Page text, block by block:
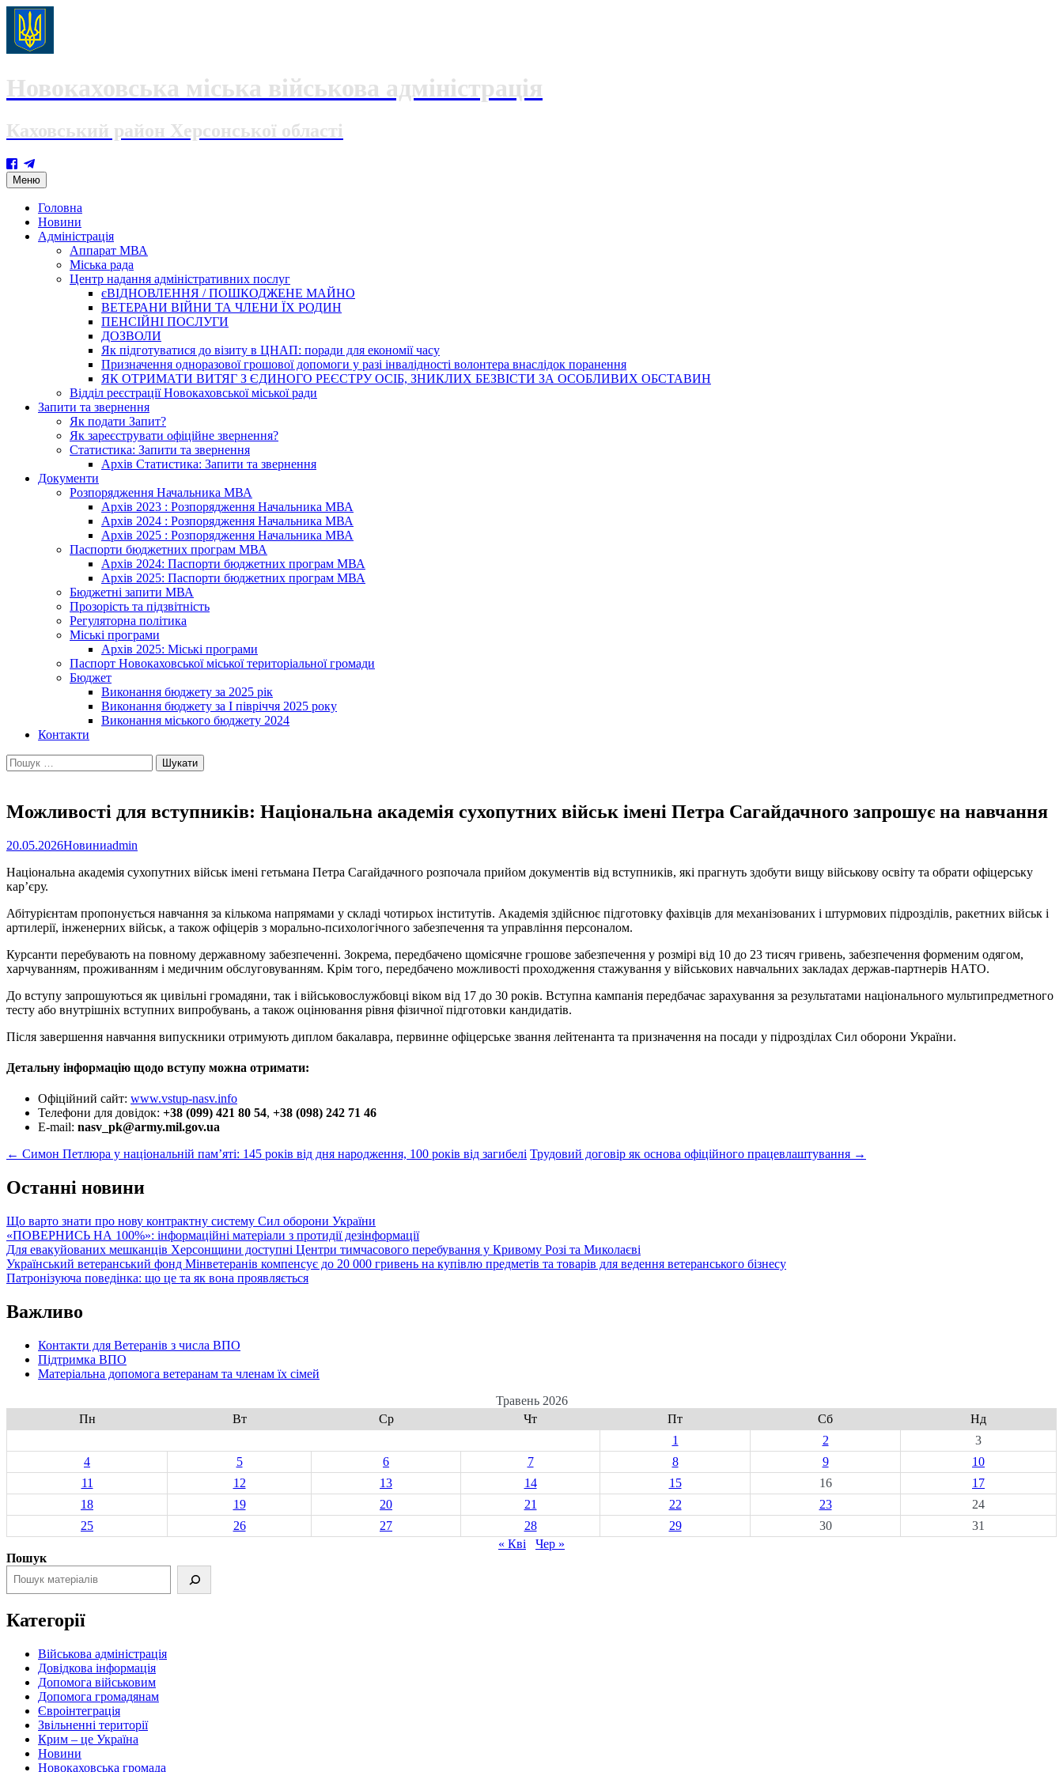
Новокаховська міська військова адміністрація
Каховський район Херсонської області
Меню Skip
to
content
Головна
Новини
Адміністрація
Аппарат МВА
Міська рада
Центр надання адміністративних послуг
єВІДНОВЛЕННЯ / ПОШКОДЖЕНЕ МАЙНО
ВЕТЕРАНИ ВІЙНИ ТА ЧЛЕНИ ЇХ РОДИН
ПЕНСІЙНІ ПОСЛУГИ
ДОЗВОЛИ
Як підготуватися до візиту в ЦНАП: поради для економії часу
Призначення одноразової грошової допомоги у разі інвалідності волонтера внаслідок поранення
ЯК ОТРИМАТИ ВИТЯГ З ЄДИНОГО РЕЄСТРУ ОСІБ, ЗНИКЛИХ БЕЗВІСТИ ЗА ОСОБЛИВИХ ОБСТАВИН
Відділ реєстрації Новокаховської міської ради
Запити та звернення
Як подати Запит?
Як зареєструвати офіційне звернення?
Статистика: Запити та звернення
Архів Статистика: Запити та звернення
Документи
Розпорядження Начальника МВА
Архів 2023 : Розпорядження Начальника МВА
Архів 2024 : Розпорядження Начальника МВА
Архів 2025 : Розпорядження Начальника МВА
Паспорти бюджетних програм МВА
Архів 2024: Паспорти бюджетних програм МВА
Архів 2025: Паспорти бюджетних програм МВА
Бюджетні запити МВА
Прозорість та підзвітність
Регуляторна політика
Міські програми
Архів 2025: Міські програми
Паспорт Новокаховської міської територіальної громади
Бюджет
Виконання бюджету за 2025 рік
Виконання бюджету за І півріччя 2025 року
Виконання міського бюджету 2024
Контакти
Пошук:
Можливості для вступників: Національна академія сухопутних військ імені Петра Сагайдачного запрошує на навчання
20.05.2026Новиниadmin
Національна академія сухопутних військ імені гетьмана Петра Сагайдачного розпочала прийом документів від вступників, які прагнуть здобути вищу військову освіту та обрати офіцерську
кар’єру.
Абітурієнтам пропонується навчання за кількома напрямами у складі чотирьох інститутів. Академія здійснює підготовку фахівців для механізованих і штурмових підрозділів, ракетних військ і
артилерії, інженерних військ, а також офіцерів з морально-психологічного забезпечення та управління персоналом.
Курсанти перебувають на повному державному забезпеченні. Зокрема, передбачено щомісячне грошове забезпечення у розмірі від 10 до 23 тисяч гривень, забезпечення форменим одягом,
харчуванням, проживанням і медичним обслуговуванням. Крім того, передбачено можливості проходження стажування у військових навчальних закладах держав-партнерів НАТО.
До вступу запрошуються як цивільні громадяни, так і військовослужбовці віком від 17 до 30 років. Вступна кампанія передбачає зарахування за результатами національного мультипредметного
тесту або внутрішніх вступних випробувань, а також оцінювання рівня фізичної підготовки кандидатів.
Після завершення навчання випускники отримують диплом бакалавра, первинне офіцерське звання лейтенанта та призначення на посади у підрозділах Сил оборони України.
Детальну інформацію щодо вступу можна отримати:
Офіційний сайт: www.vstup-nasv.info
Телефони для довідок: +38 (099) 421 80 54, +38 (098) 242 71 46
E-mail: nasv_pk@army.mil.gov.ua
Post
navigation
← Симон Петлюра у національній пам’яті: 145 років від дня народження, 100 років від загибелі Трудовий договір як основа офіційного працевлаштування →
Останні новини
Що варто знати про нову контрактну систему Сил оборони України
«ПОВЕРНИСЬ НА 100%»: інформаційні матеріали з протидії дезінформації
Для евакуйованих мешканців Херсонщини доступні Центри тимчасового перебування у Кривому Розі та Миколаєві
Український ветеранський фонд Мінветеранів компенсує до 20 000 гривень на купівлю предметів та товарів для ведення ветеранського бізнесу
Патронізуюча поведінка: що це та як вона проявляється
Важливо
Контакти для Ветеранів з числа ВПО
Підтримка ВПО
Матеріальна допомога ветеранам та членам їх сімей
Травень 2026
Пн
Вт Ср Чт Пт Сб
Нд
1
2
3
4
5 6 7 8 9
10
11
12 13 14 15 16
17
18
19 20 21 22 23
24
25
26 27 28 29 30
31
« Кві
Чер »
Пошук
Категорії
Військова адміністрація
Довідкова інформація
Допомога військовим
Допомога громадянам
Євроінтеграція
Звільненні території
Крим – це Україна
Новини
Новокаховська громада